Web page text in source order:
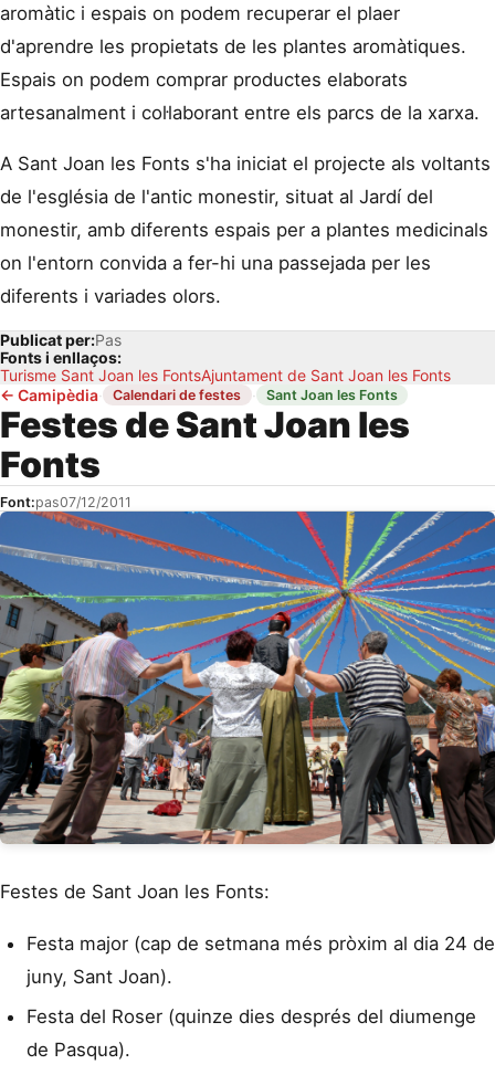
aromàtic i espais on podem recuperar el plaer
d'aprendre les propietats de les plantes aromàtiques.
Espais on podem comprar productes elaborats
artesanalment i col·laborant entre els parcs de la xarxa.
A Sant Joan les Fonts s'ha iniciat el projecte als voltants
de l'església de l'antic monestir, situat al Jardí del
monestir, amb diferents espais per a plantes medicinals
on l'entorn convida a fer-hi una passejada per les
diferents i variades olors.
Publicat per:Pas
Fonts i enllaços:
Turisme Sant Joan les FontsAjuntament de Sant Joan les Fonts
← Camipèdia· Calendari de festes · Sant Joan les Fonts
Festes de Sant Joan les
Fonts
Font:pas07/12/2011
Festes de Sant Joan les Fonts:
Festa major (cap de setmana més pròxim al dia 24 de
juny, Sant Joan).
Festa del Roser (quinze dies després del diumenge
de Pasqua).